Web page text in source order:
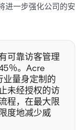
进一步强化公司的安
可靠访客管理
％。Acre
量身定制的
未经授权的访
程，在最大限
度地减少威